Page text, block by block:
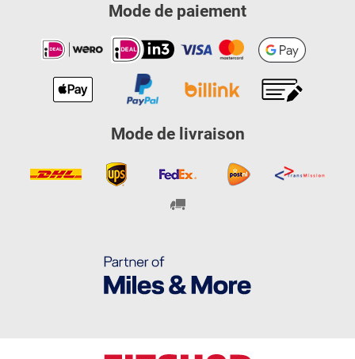
Mode de paiement
Mode de livraison